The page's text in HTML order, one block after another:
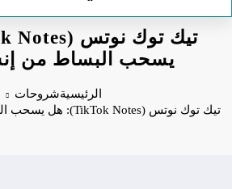
يسحب البساط من
الرئيسيةشروحات
تيك توك نوتس (TikTok Notes): هل يسحب البساط من إنستجرام؟